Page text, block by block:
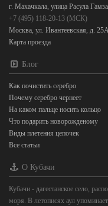
г. Махачкала, улица Расула
+7 (495) 118-20-13 (МСК)
Москва, ул. Ивантеевская, д.
Карта проезда
Блог
Как почистить серебро
Почему серебро чернеет
На каком пальце носить кольцо
Что подарить новорожденому
Виды плетения цепочек
Все статьи
О Кубачи
Кубачи - дагестанское село,
моря. В летописях аул